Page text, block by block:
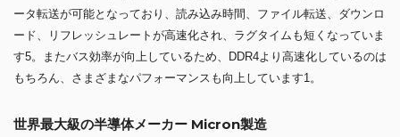
ータ転送が可能となっており、読み込み時間、ファイル転送、ダウンロ
ード、リフレッシュレートが高速化され、ラグタイムも短くなっていま
す5。またバス効率が向上しているため、DDR4より高速化しているのは
もちろん、さまざまなパフォーマンスも向上しています1。
世界最大級の半導体メーカー Micron製造